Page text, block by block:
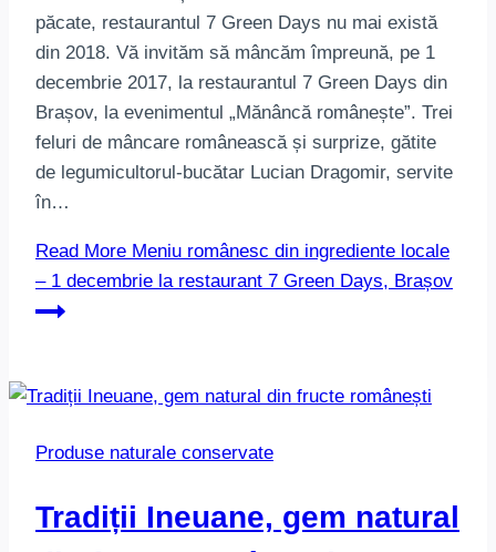
păcate, restaurantul 7 Green Days nu mai există
din 2018. Vă invităm să mâncăm împreună, pe 1
decembrie 2017, la restaurantul 7 Green Days din
Brașov, la evenimentul „Mănâncă românește”. Trei
feluri de mâncare românească și surprize, gătite
de legumicultorul-bucătar Lucian Dragomir, servite
în…
Read More Meniu românesc din ingrediente locale
– 1 decembrie la restaurant 7 Green Days, Brașov
Produse naturale conservate
Tradiții Ineuane, gem natural